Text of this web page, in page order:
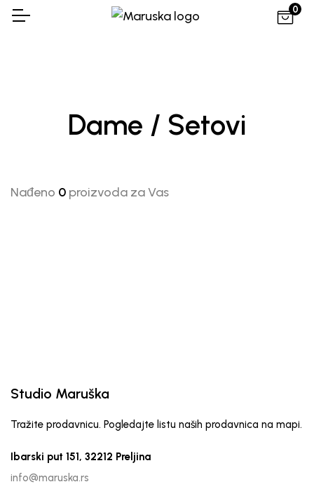
0
Dame / Setovi
Nađeno 0 proizvoda za Vas
Studio Maruška
Tražite prodavnicu. Pogledajte listu naših prodavnica na mapi.
Ibarski put 151, 32212 Preljina
info@maruska.rs